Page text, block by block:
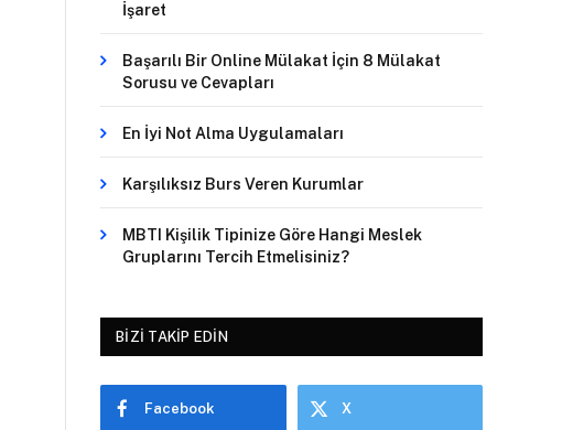
İşaret
Başarılı Bir Online Mülakat İçin 8 Mülakat
Sorusu ve Cevapları
En İyi Not Alma Uygulamaları
Karşılıksız Burs Veren Kurumlar
MBTI Kişilik Tipinize Göre Hangi Meslek
Gruplarını Tercih Etmelisiniz?
BIZI TAKIP EDIN
Facebook X